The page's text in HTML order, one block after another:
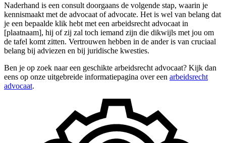
Naderhand is een consult doorgaans de volgende stap, waarin je
kennismaakt met de advocaat of advocate. Het is wel van belang dat
je een bepaalde klik hebt met een arbeidsrecht advocaat in
[plaatnaam], hij of zij zal toch iemand zijn die dikwijls met jou om
de tafel komt zitten. Vertrouwen hebben in de ander is van cruciaal
belang bij adviezen en bij juridische kwesties.
Ben je op zoek naar een geschikte arbeidsrecht advocaat? Kijk dan
eens op onze uitgebreide informatiepagina over een arbeidsrecht
advocaat.